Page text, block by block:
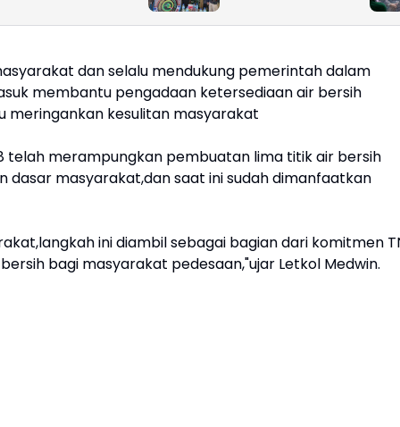
Panigara,
sebagai Ruang
Kamtibmas‎
dan selalu mendukung pemerintah dalam
membantu pengadaan ketersediaan air bersih
meringankan kesulitan masyarakat
telah merampungkan pembuatan lima titik air bersih
masyarakat,dan saat ini sudah dimanfaatkan
ini diambil sebagai bagian dari komitmen
bagi masyarakat pedesaan,"ujar Letkol Medwin.